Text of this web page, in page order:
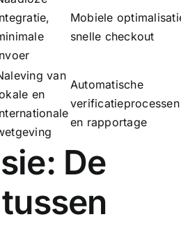
Mobiele
snelle checkout
van
en
Automatische
verificatieprocessen
en rapportage
De